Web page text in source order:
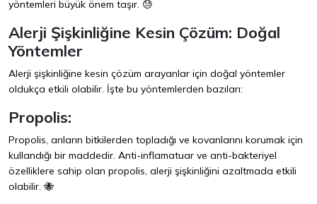
yöntemleri büyük önem taşır. 😓
Alerji Şişkinliğine Kesin Çözüm: Doğal
Yöntemler
Alerji şişkinliğine kesin çözüm arayanlar için doğal yöntemler
oldukça etkili olabilir. İşte bu yöntemlerden bazıları:
Propolis:
Propolis, arıların bitkilerden topladığı ve kovanlarını korumak için
kullandığı bir maddedir. Anti-inflamatuar ve anti-bakteriyel
özelliklere sahip olan propolis, alerji şişkinliğini azaltmada etkili
olabilir. 🐝